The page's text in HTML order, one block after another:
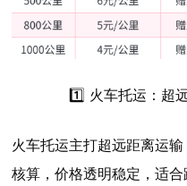
1️⃣ 火车托运：超
火车托运主打超远距离运
核算，价格透明稳定，适合